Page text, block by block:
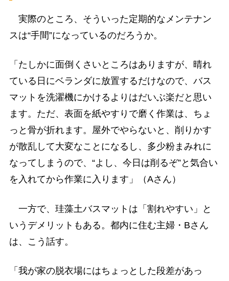
実際のところ、そういった定期的なメンテナン
スは“手間”になっているのだろうか。
「たしかに面倒くさいところはありますが、晴れ
ている日にベランダに放置するだけなので、バス
マットを洗濯機にかけるよりはだいぶ楽だと思い
ます。ただ、表面を紙やすりで磨く作業は、ちょ
っと骨が折れます。屋外でやらないと、削りかす
が散乱して大変なことになるし、多少粉まみれに
なってしまうので、“よし、今日は削るぞ”と気合い
を入れてから作業に入ります」（Aさん）
一方で、珪藻土バスマットは「割れやすい」と
いうデメリットもある。都内に住む主婦・Bさん
は、こう話す。
「我が家の脱衣場にはちょっとした段差があっ